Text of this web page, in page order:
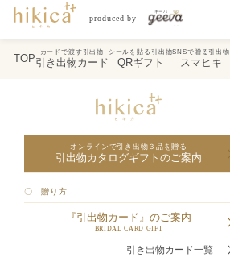
TOP
カードで渡す引出物
引き出物カード
シールを貼る引出物
QRギフト
SNSで贈る引出物
スマヒキ
オンラインで引き出物３品を贈る
引出物カタログギフトのご案内
〇 贈り方
『引出物カード』のご案内
BRIDAL CARD GIFT
引き出物カード一覧